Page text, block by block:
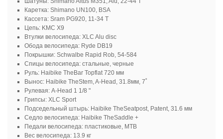
Каретка: Shimano UN100, BSA
Кассета: Sram PG920, 11-34 Т
Цепь: KMC X9
Втулки велосипеда: XLC Alu disc
Обода велосипеда: Ryde DB19
Покрышки: Schwalbe Rapid Rob, 54-584
Спицы велосипеда: стальные, черные
Руль: Haibike TheBar Topflat 720 мм
Вынос: Haibike TheStem, A-Head, 31.8мм, 7˚
Рулевая: A-Head 1 1/8 "
Грипсы: XLC Sport
Подседельный штырь: Haibike TheSeatpost, Patent, 31.6 мм
Седло велосипеда: Haibike TheSaddle +
Педали велосипеда: пластиковые, MTB
Вес велосипеда: 13.9 кг